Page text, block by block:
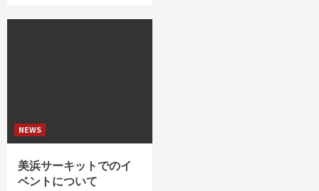
NEWS
美浜サーキットでのイ
ベントについて